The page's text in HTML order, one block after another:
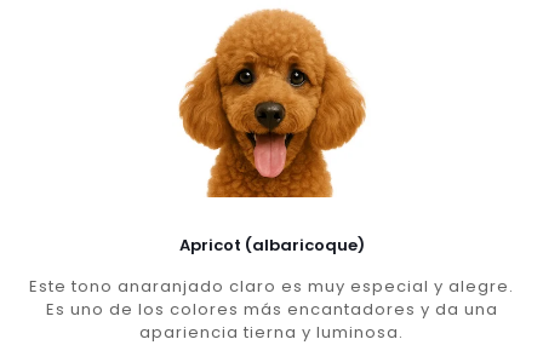
Apricot (albaricoque)
Este tono anaranjado claro es muy especial y alegre.
Es uno de los colores más encantadores y da una
apariencia tierna y luminosa.